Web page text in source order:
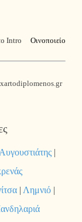
Intro Οινοποιείο
Αυγουστιάτης |
| Λημνιό|